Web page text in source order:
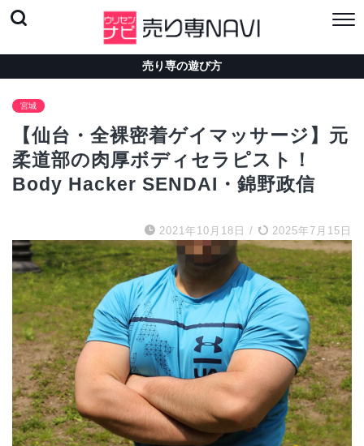
売り専の遊び方
宮城
【仙台・全裸密着ゲイマッサージ】元
柔道部の肉厚ボディセラピスト！
Body Hacker SENDAI・錦野政信
2021年10月18日 / 2025年7月15日